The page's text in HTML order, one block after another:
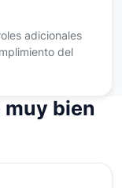
adicionales
del
muy bien